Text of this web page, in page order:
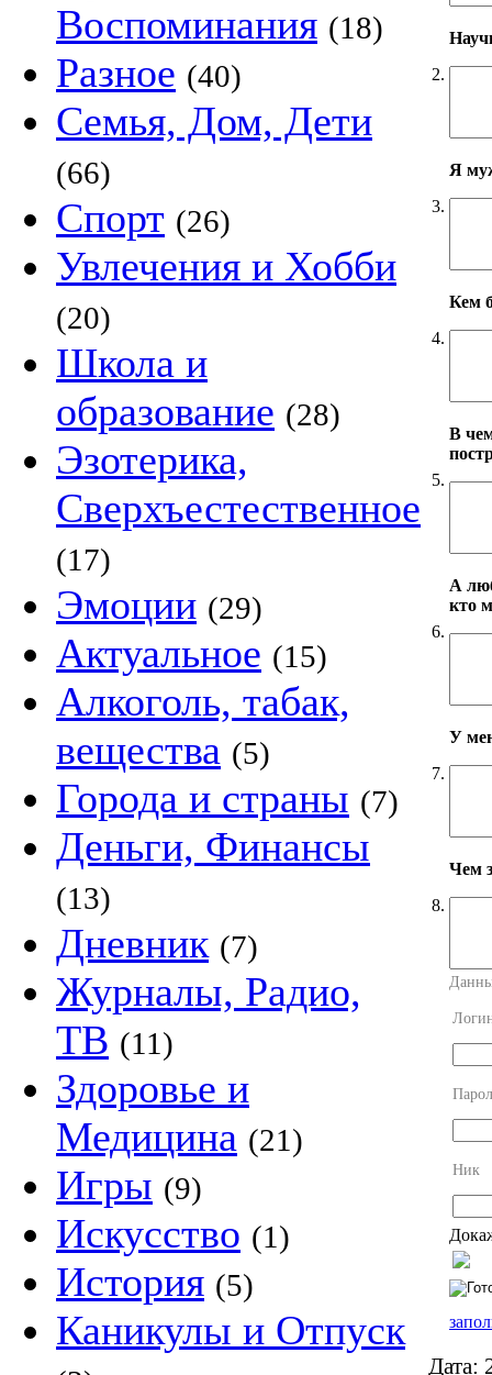
Воспоминания (18)
Разное (40)
Семья, Дом, Дети
(66)
Спорт (26)
Увлечения и Хобби
(20)
Школа и
образование (28)
Эзотерика,
Сверхъестественное
(17)
Эмоции (29)
Актуальное (15)
Алкоголь, табак,
вещества (5)
Города и страны (7)
Деньги, Финансы
(13)
Дневник (7)
Журналы, Радио,
ТВ (11)
Здоровье и
Медицина (21)
Игры (9)
Искусство (1)
История (5)
Каникулы и Отпуск
2.
3.
Я
4.
Кем
5.
В
6.
А
кто
7.
У
8.
Чем
Ник
Дата: